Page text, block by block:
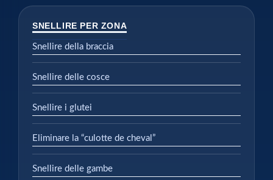
SNELLIRE PER ZONA
Snellire della braccia
Snellire delle cosce
Snellire i glutei
Eliminare la “culotte de cheval”
Snellire delle gambe